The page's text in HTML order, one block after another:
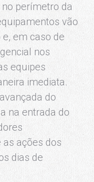
perímetro da
vão
e, em caso de
nos
equipes
imediata.
do
na entrada do
ações dos
dias de